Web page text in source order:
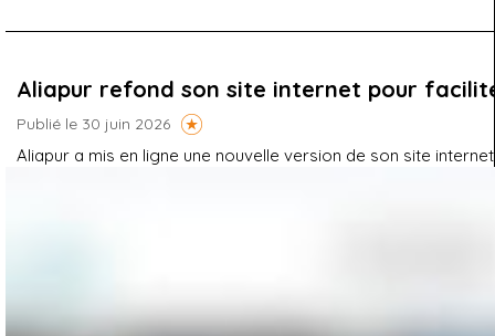
Aliapur refond son site internet pour
Publié le 30 juin 2026
Aliapur a mis en ligne une nouvelle version de son site